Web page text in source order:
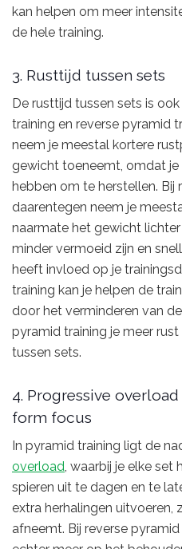
kan helpen om meer
de hele training.
3. Rusttijd tussen sets
De rusttijd tussen sets is
training en reverse pyramid
neem je meestal kortere
gewicht toeneemt, omdat je
hebben om te herstellen. Bij
daarentegen neem je
naarmate het gewicht
minder vermoeid zijn en
heeft invloed op je
training kan je helpen de
door het verminderen van
pyramid training je meer
tussen sets.
4. Progressive
form focus
In pyramid training ligt de
overload, waarbij je elke
spieren uit te dagen en te
extra herhalingen uitvoeren,
afneemt. Bij reverse